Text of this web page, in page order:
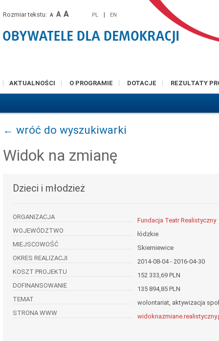
Rozmiar tekstu: A A A PL | EN
AKTUALNOŚCI O PROGRAMIE DOTACJE REZULTATY
← wróć do wyszukiwarki
Widok na zmianę
Dzieci i młodzież
ORGANIZACJA
Fundacja Teatr Realistyczny
WOJEWÓDZTWO
łódzkie
MIEJSCOWOŚĆ
Skierniewice
OKRES REALIZACJI
2014-08-04 - 2016-04-30
KOSZT PROJEKTU
152 333,69 PLN
DOFINANSOWANIE
135 894,85 PLN
TEMAT
wolontariat, aktywizacja
STRONA WWW